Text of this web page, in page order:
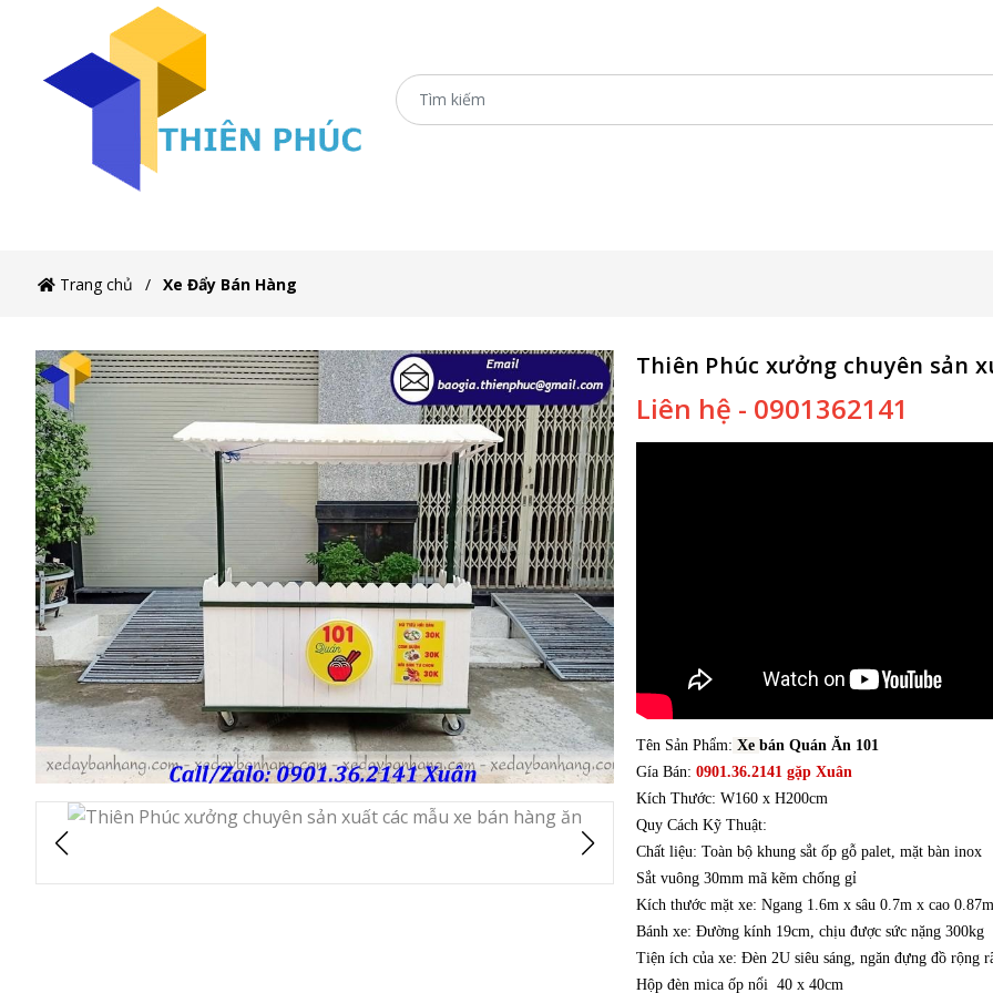
Trang chủ Xe Đẩy Bán Hàng
Thiên Phúc xưởng chuyên sản
Liên hệ - 0901362141
Tên Sản Phẩm: Xe bán Quán Ăn 101
Gía Bán: 0901.36.2141 gặp Xuân
Kích Thước: W160 x H200cm
Quy Cách Kỹ Thuật:
Chất liệu: Toàn bộ khung sắt ốp gỗ palet, mặt bàn inox
Sắt vuông 30mm mã kẽm chống gỉ
Kích thước mặt xe: Ngang 1.6m x sâu 0.7m x cao 0.87m
Bánh xe: Đường kính 19cm, chịu được sức nặng 300kg
Tiện ích của xe: Đèn 2U siêu sáng, ngăn đựng đồ rộng
Hộp đèn mica ốp nổi 40 x 40cm